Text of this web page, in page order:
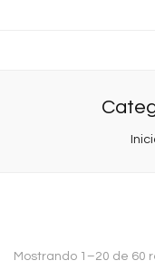
Mostrando 1–20 de 60